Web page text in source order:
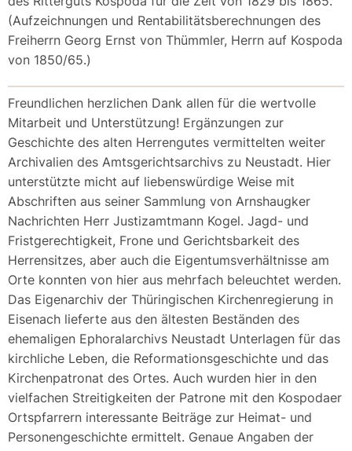
(Aufzeichnungen und Rentabilitätsberechnungen des
Freiherrn Georg Ernst von Thümmler, Herrn auf Kospoda
von 1850/65.)
Freundlichen herzlichen Dank allen für die wertvolle
Mitarbeit und Unterstützung! Ergänzungen zur
Geschichte des alten Herrengutes vermittelten weiter
Archivalien des Amtsgerichtsarchivs zu Neustadt. Hier
unterstützte micht auf liebenswürdige Weise mit
Abschriften aus seiner Sammlung von Arnshaugker
Nachrichten Herr Justizamtmann Kogel. Jagd- und
Fristgerechtigkeit, Frone und Gerichtsbarkeit des
Herrensitzes, aber auch die Eigentumsverhältnisse am
Orte konnten von hier aus mehrfach beleuchtet werden.
Das Eigenarchiv der Thüringischen Kirchenregierung in
Eisenach lieferte aus den ältesten Beständen des
ehemaligen Ephoralarchivs Neustadt Unterlagen für das
kirchliche Leben, die Reformationsgeschichte und das
Kirchenpatronat des Ortes. Auch wurden hier in den
vielfachen Streitigkeiten der Patrone mit den Kospodaer
Ortspfarrern interessante Beiträge zur Heimat- und
Personengeschichte ermittelt. Genaue Angaben der